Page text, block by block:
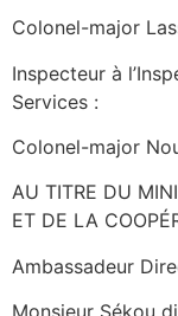
Colonel-major
Inspecteur à
Services :
Colonel-major
AU TITRE DU
ET DE LA
Ambassadeur